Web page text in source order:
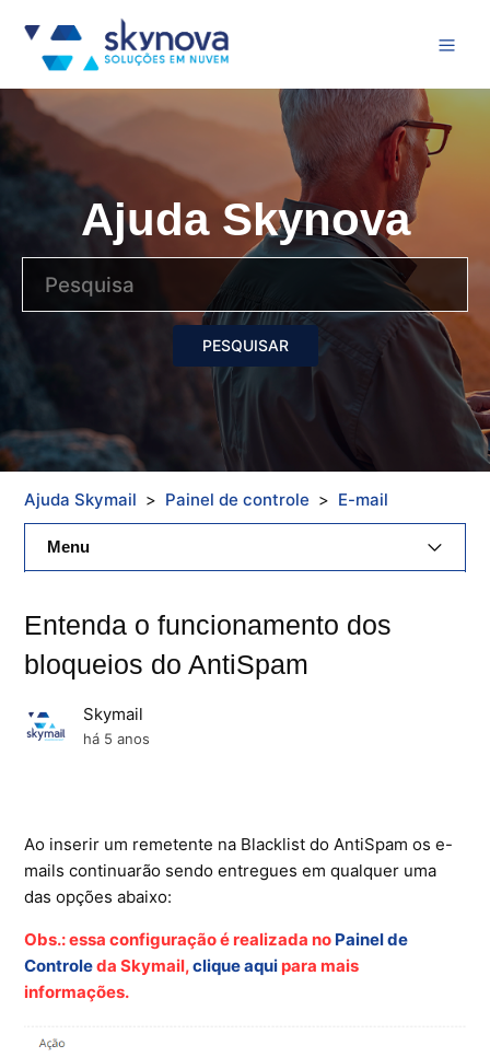
Ajuda Skynova
Ajuda Skymail Painel de controle E-mail
Menu
Painel De Controle
Skybox
Citrix XenServer Agent
Microsoft 365
Ferramentas
Entenda o funcionamento dos
bloqueios do AntiSpam
Skymail
há 5 anos
Ao inserir um remetente na Blacklist do AntiSpam os e-
mails continuarão sendo entregues em qualquer uma
das opções abaixo:
Obs.: essa configuração é realizada no Painel de
Controleda Skymail,clique aqui para mais
informações.